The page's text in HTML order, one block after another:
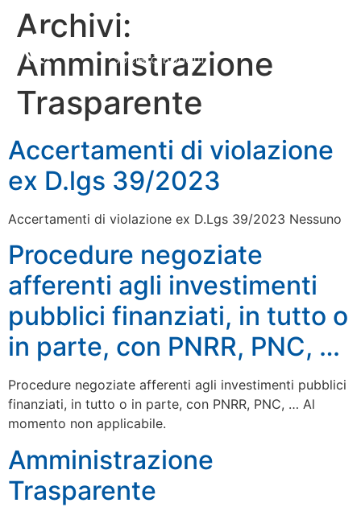
Archivi:
Amministrazione
Trasparente
Accertamenti di violazione
ex D.lgs 39/2023
Accertamenti di violazione ex D.Lgs 39/2023 Nessuno
Procedure negoziate
afferenti agli investimenti
pubblici finanziati, in tutto o
in parte, con PNRR, PNC, …
Procedure negoziate afferenti agli investimenti pubblici
finanziati, in tutto o in parte, con PNRR, PNC, … Al
momento non applicabile.
Amministrazione
Trasparente